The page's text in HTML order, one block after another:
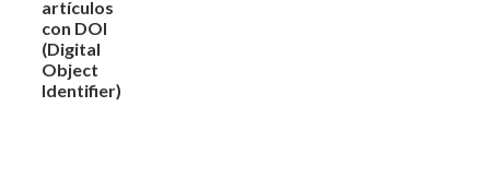
artículos
con DOI
(Digital
Object
Identifier)